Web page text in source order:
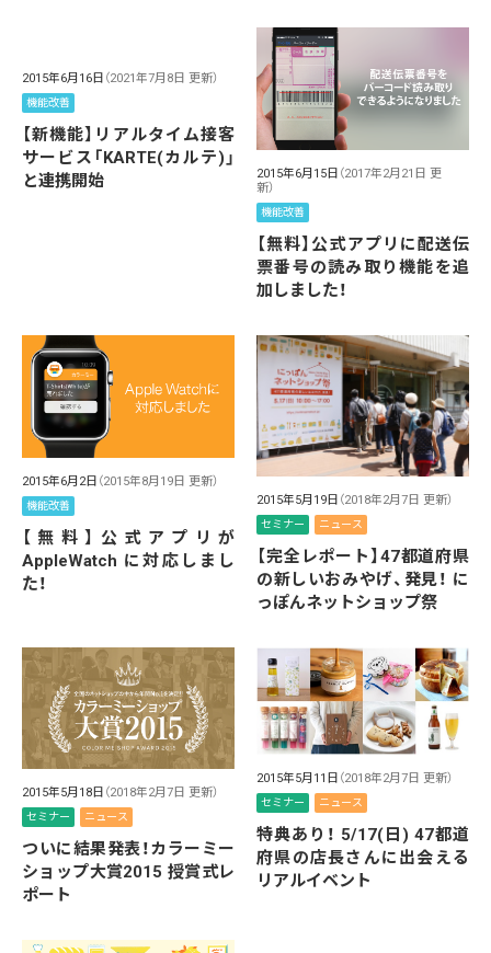
2015年6月16日 （2021年7月8日 更新）
機能改善
【新機能】リアルタイム接客
サービス「KARTE(カルテ)」
と連携開始
2015年6月15日 （2017年2月21日 更
新）
機能改善
【無料】公式アプリに配送伝
票番号の読み取り機能を追
加しました！
2015年6月2日 （2015年8月19日 更新）
機能改善
【無料】公式アプリが
AppleWatch に対応しまし
た！
2015年5月19日 （2018年2月7日 更新）
セミナー ニュース
【完全レポート】47都道府県
の新しいおみやげ、発見！ に
っぽんネットショップ祭
2015年5月18日 （2018年2月7日 更新）
セミナー ニュース
ついに結果発表！カラーミー
ショップ大賞2015 授賞式レ
ポート
2015年5月11日 （2018年2月7日 更新）
セミナー ニュース
特典あり！ 5/17(日) 47都道
府県の店長さんに出会える
リアルイベント